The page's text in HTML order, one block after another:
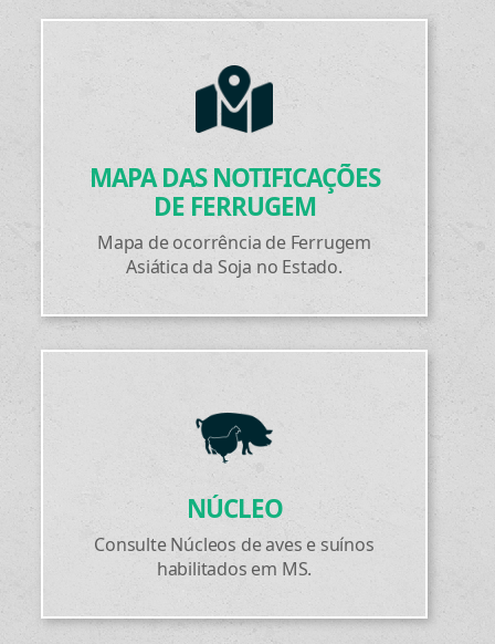
MAPA DAS NOTIFICAÇÕES
DE FERRUGEM
Mapa de ocorrência de Ferrugem
Asiática da Soja no Estado.
NÚCLEO
Consulte Núcleos de aves e suínos
habilitados em MS.